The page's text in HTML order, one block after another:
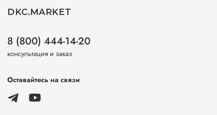
DKC.MARKET
8 (800) 444-14-20
консультация и заказ
Оставайтесь на связи